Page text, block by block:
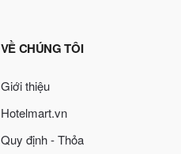
VỀ CHÚNG TÔI
Giới thiệu
Hotelmart.vn
Quy định - Thỏa